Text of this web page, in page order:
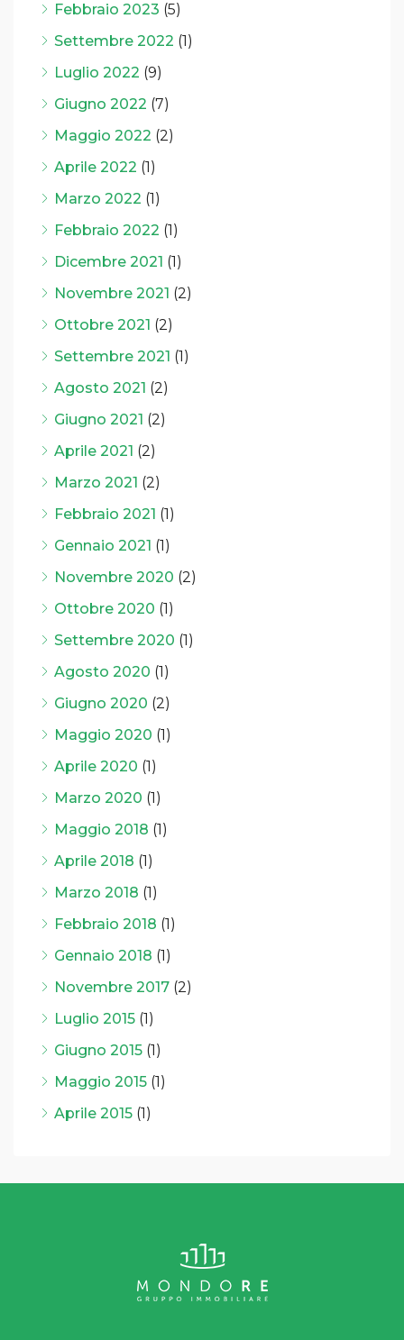
Febbraio 2023 (5)
Settembre 2022 (1)
Luglio 2022 (9)
Giugno 2022 (7)
Maggio 2022 (2)
Aprile 2022 (1)
Marzo 2022 (1)
Febbraio 2022 (1)
Dicembre 2021 (1)
Novembre 2021 (2)
Ottobre 2021 (2)
Settembre 2021 (1)
Agosto 2021 (2)
Giugno 2021 (2)
Aprile 2021 (2)
Marzo 2021 (2)
Febbraio 2021 (1)
Gennaio 2021 (1)
Novembre 2020 (2)
Ottobre 2020 (1)
Settembre 2020 (1)
Agosto 2020 (1)
Giugno 2020 (2)
Maggio 2020 (1)
Aprile 2020 (1)
Marzo 2020 (1)
Maggio 2018 (1)
Aprile 2018 (1)
Marzo 2018 (1)
Febbraio 2018 (1)
Gennaio 2018 (1)
Novembre 2017 (2)
Luglio 2015 (1)
Giugno 2015 (1)
Maggio 2015 (1)
Aprile 2015 (1)